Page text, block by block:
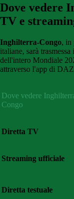
Dove vedere
TV e
Inghilterra-Congo, in
italiane, sarà trasmessa
dell'intero Mondiale
attraverso l'app di
Dove vedere
Congo
Diretta TV
Streaming ufficiale
Diretta testuale